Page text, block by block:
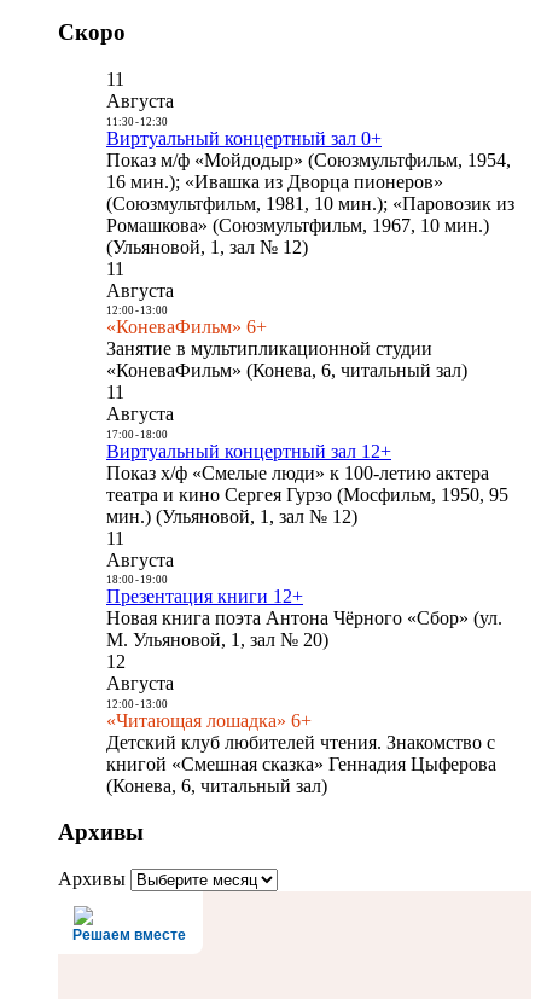
Скоро
11
Августа
11:30- 12:30
Виртуальный концертный зал 0+
Показ м/ф «Мойдодыр» (Союзмультфильм, 1954,
16 мин.); «Ивашка из Дворца пионеров»
(Союзмультфильм, 1981, 10 мин.); «Паровозик из
Ромашкова» (Союзмультфильм, 1967, 10 мин.)
(Ульяновой, 1, зал № 12)
11
Августа
12:00- 13:00
«КоневаФильм» 6+
Занятие в мультипликационной студии
«КоневаФильм» (Конева, 6, читальный зал)
11
Августа
17:00- 18:00
Виртуальный концертный зал 12+
Показ х/ф «Смелые люди» к 100-летию актера
театра и кино Сергея Гурзо (Мосфильм, 1950, 95
мин.) (Ульяновой, 1, зал № 12)
11
Августа
18:00- 19:00
Презентация книги 12+
Новая книга поэта Антона Чёрного «Сбор» (ул.
М. Ульяновой, 1, зал № 20)
12
Августа
12:00- 13:00
«Читающая лошадка» 6+
Детский клуб любителей чтения. Знакомство с
книгой «Смешная сказка» Геннадия Цыферова
(Конева, 6, читальный зал)
Архивы
Архивы
Решаем вместе